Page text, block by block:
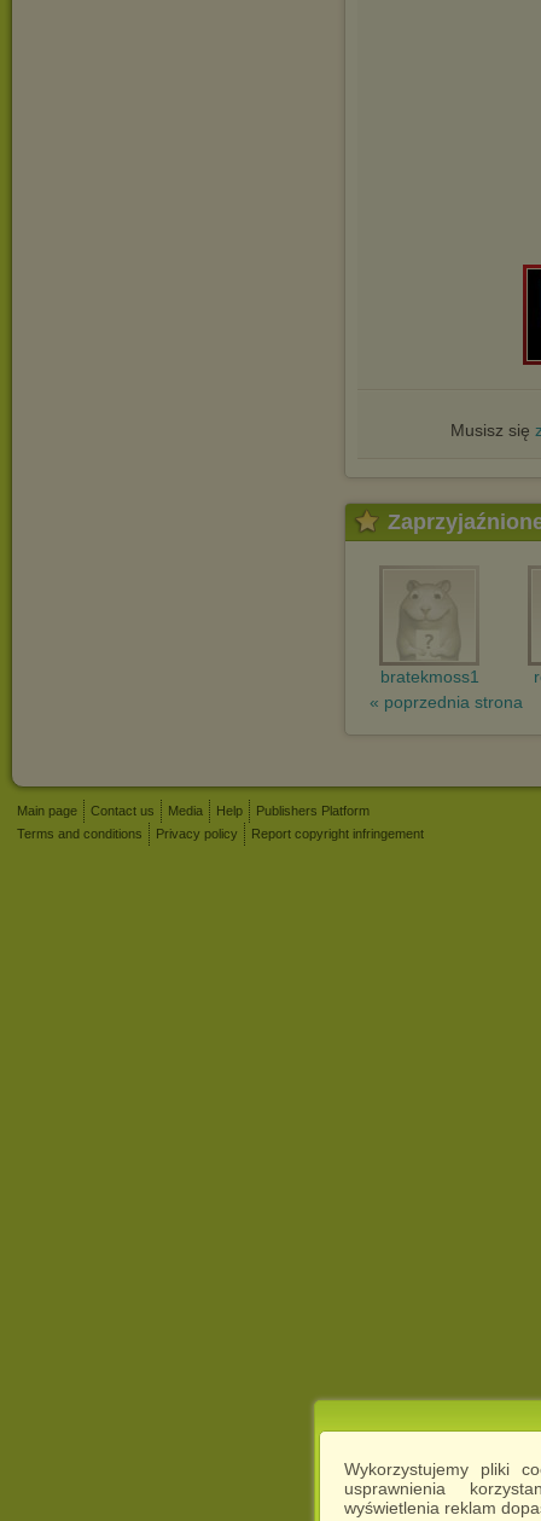
Wykorzystujemy pliki
usprawnienia
wyświetlenia reklam
Musisz się
bratekmoss1
« poprzednia strona
Main page Contact us Media Help
Publishers Platform
Terms and conditions
Privacy policy Report copyright infringement